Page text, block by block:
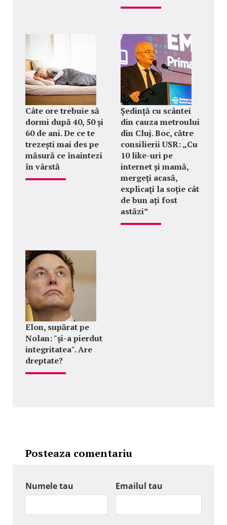
Câte ore trebuie să
dormi după 40, 50 și
60 de ani. De ce te
trezești mai des pe
măsură ce înaintezi
în vârstă
Ședință cu scântei
din cauza metroului
din Cluj. Boc, către
consilierii USR: „Cu
10 like-uri pe
internet și mamă,
mergeți acasă,
explicați la soție cât
de bun ați fost
astăzi”
Elon, supărat pe
Nolan: "şi-a pierdut
integritatea". Are
dreptate?
Posteaza comentariu
Numele tau Emailul tau